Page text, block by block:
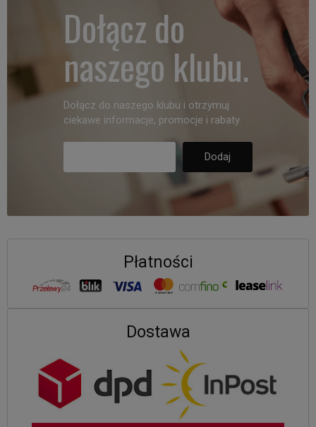
Dołącz do
naszego klubu.
Dołącz do naszego klubu i otrzymuj
ciekawe informacje, promocje i rabaty.
Płatności
Dostawa